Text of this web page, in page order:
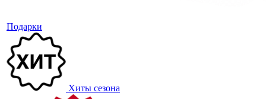
Подарки
Хиты сезона